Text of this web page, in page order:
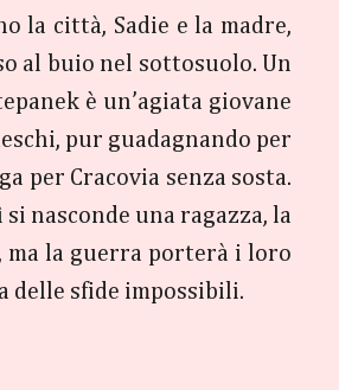
la città, Sadie e la madre,
al buio nel sottosuolo. Un
è un’agiata giovane
pur guadagnando per
per Cracovia senza sosta.
nasconde una ragazza, la
ma la guerra porterà i loro
sfide impossibili.